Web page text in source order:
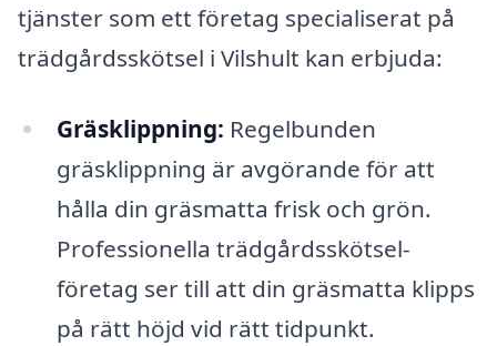
tjänster som ett företag specialiserat på
trädgårdsskötsel i Vilshult kan erbjuda:
Gräsklippning: Regelbunden
gräsklippning är avgörande för att
hålla din gräsmatta frisk och grön.
Professionella trädgårdsskötsel-
företag ser till att din gräsmatta klipps
på rätt höjd vid rätt tidpunkt.